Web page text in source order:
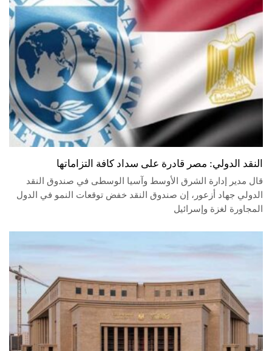
النقد الدولي: مصر قادرة على سداد كافة التزاماتها
قال مدير إدارة الشرق الأوسط وآسيا الوسطى في صندوق النقد
الدولي جهاد أزعور، إن صندوق النقد خفض توقعات النمو في الدول
المجاورة لغزة وإسرائيل